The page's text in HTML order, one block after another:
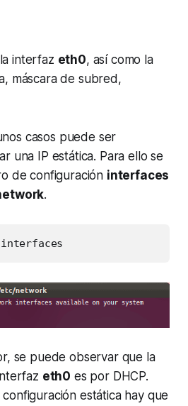
interfaz eth0, así como la
máscara de subred,
casos puede ser
una IP estática. Para ello se
de configuración interfaces
.
se puede observar que la
eth0 es por DHCP.
estática hay que